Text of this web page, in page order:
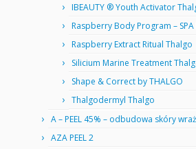
IBEAUTY ® Youth Activator
Raspberry Body Program – SPA
Raspberry Extract Ritual Thalgo
Silicium Marine Treatment
Shape & Correct by THALGO
Thalgodermyl Thalgo
A – PEEL 45% – odbudowa skóry
AZA PEEL 2